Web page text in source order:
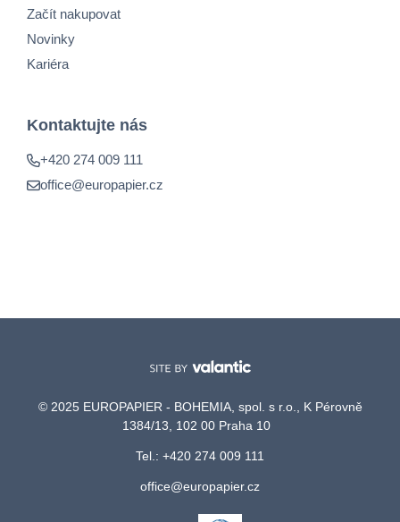
Začít nakupovat
Novinky
Kariéra
Kontaktujte nás
+420 274 009 111
office@europapier.cz
© 2025 EUROPAPIER - BOHEMIA, spol. s r.o., K Pérovně
1384/13, 102 00 Praha 10
Tel.: +420 274 009 111
office@europapier.cz